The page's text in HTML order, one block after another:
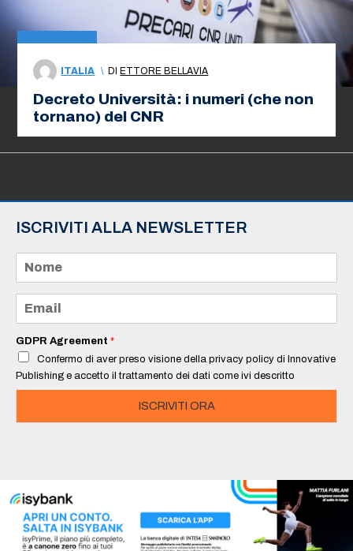
ITALIA \ DIETTORE BELLAVIA
Decreto Università: i numeri (che non
tornano) del CNR
ISCRIVITI ALLA NEWSLETTER
m
e
a
i
*
GDPR Agreement *
Confermo di aver preso visione della privacy policy di Innovative
Publishing e accetto il trattamento dei dati come ivi descritto
ISCRIVITI ORA